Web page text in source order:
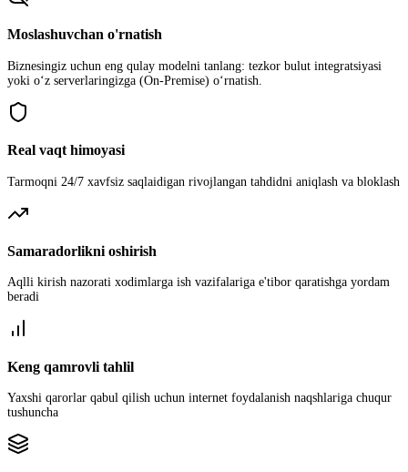
Moslashuvchan o'rnatish
Biznesingiz uchun eng qulay modelni tanlang: tezkor bulut integratsiyasi
yoki o‘z serverlaringizga (On-Premise) o‘rnatish.
Real vaqt himoyasi
Tarmoqni 24/7 xavfsiz saqlaidigan rivojlangan tahdidni aniqlash va bloklash
Samaradorlikni oshirish
Aqlli kirish nazorati xodimlarga ish vazifalariga e'tibor qaratishga yordam
beradi
Keng qamrovli tahlil
Yaxshi qarorlar qabul qilish uchun internet foydalanish naqshlariga chuqur
tushuncha